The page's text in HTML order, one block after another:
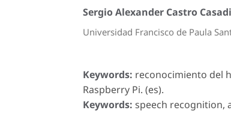
Sergio Alexander Castro
Universidad Francisco de Paula
Keywords: reconocimiento del
Raspberry Pi. (es).
Keywords: speech recognition,